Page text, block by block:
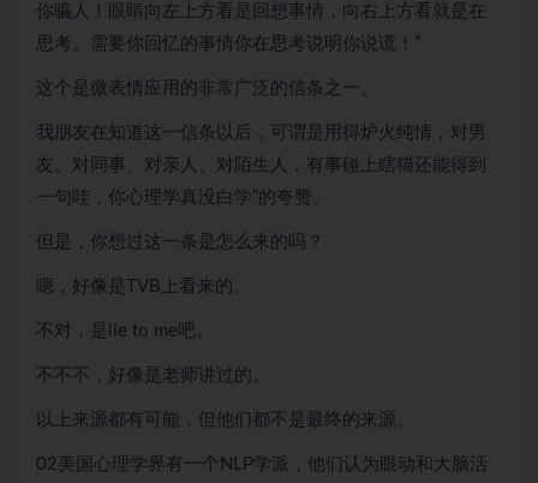
你骗人！眼睛向左上方看是回想事情，向右上方看就是在
思考。需要你回忆的事情你在思考说明你说谎！”
这个是微表情应用的非常广泛的信条之一。
我朋友在知道这一信条以后，可谓是用得炉火纯情，对男
友、对同事、对亲人、对陌生人，有事碰上瞎猫还能得到
一句哇，你心理学真没白学”的夸赞。
但是，你想过这一条是怎么来的吗？
嗯，好像是TVB上看来的。
不对，是lie to me吧。
不不不，好像是老师讲过的。
以上来源都有可能，但他们都不是最终的来源。
02美国心理学界有一个NLP学派，他们认为眼动和大脑活